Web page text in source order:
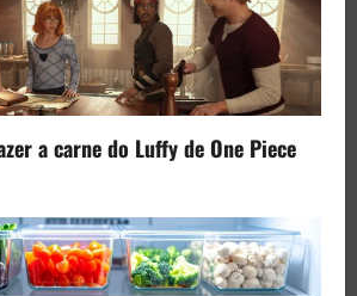
a carne do Luffy de One Piece